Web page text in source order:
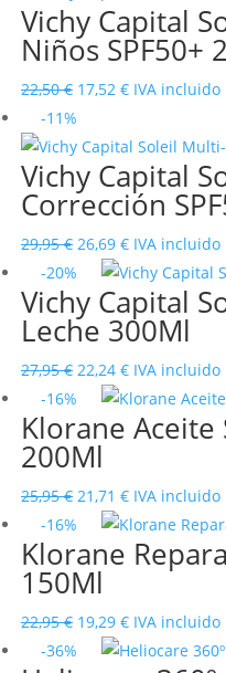
Vichy Capital
Niños SPF50+
22,50€ El
original
era:
22,50 €.
17,52 €El
actual
es:
17,52 €.
IVA incluido
-11%
Vichy Capital
Corrección
29,95€ El
precio
original
era:
26,69 €El
precio
actual
es:
IVA incluido
-20%
Vichy Capital
Leche 300Ml
27,95€ El
precio
original
era:
22,24 €El
precio
actual
IVA incluido
-16%
Klorane Aceite
200Ml
25,95€ El
precio
original
era:
21,71 €El
precio
actual
IVA incluido
-16%
Klorane
150Ml
22,95€ El
precio
19,29 €El
precio
IVA incluido
-36%